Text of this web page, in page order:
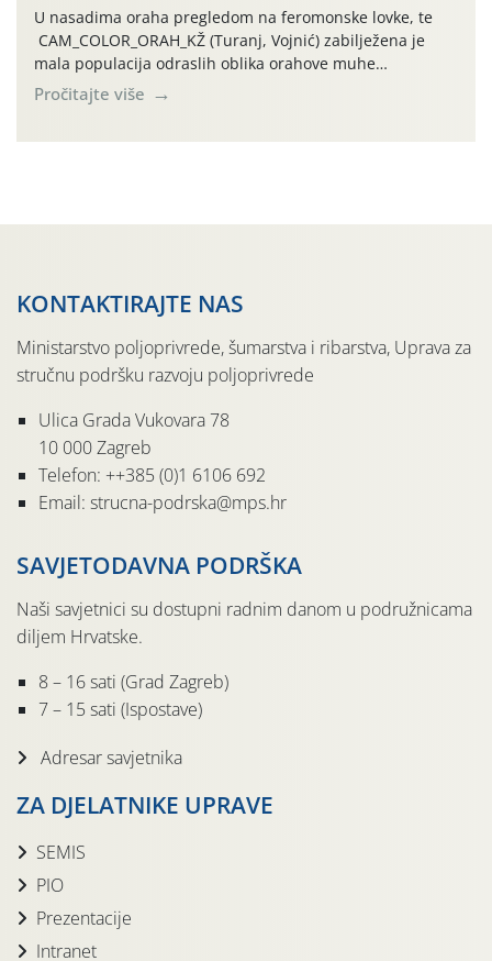
U nasadima oraha pregledom na feromonske lovke, te
CAM_COLOR_ORAH_KŽ (Turanj, Vojnić) zabilježena je
mala populacija odraslih oblika orahove muhe
(Rhagoletis completa). Niska brojnost može se objasniti
činjenicom da je riječ o mladim nasadima s vrlo malim
Pročitajte više
KONTAKTIRAJTE NAS
Ministarstvo poljoprivrede, šumarstva i ribarstva, Uprava za
stručnu podršku razvoju poljoprivrede
Ulica Grada Vukovara 78
10 000 Zagreb
Telefon: ++385 (0)1 6106 692
Email: strucna-podrska@mps.hr
SAVJETODAVNA PODRŠKA
Naši savjetnici su dostupni radnim danom u podružnicama
diljem Hrvatske.
8 – 16 sati (Grad Zagreb)
7 – 15 sati (Ispostave)
Adresar savjetnika
ZA DJELATNIKE UPRAVE
SEMIS
PIO
Prezentacije
Intranet